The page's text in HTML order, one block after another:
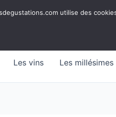
Les vins Les millésimes
utilise des